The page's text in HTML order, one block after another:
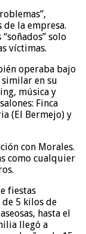
la empresa.
solo
víctimas.
operaba bajo
similar en su
música y
Finca
(El Bermejo) y
con Morales.
como cualquier
fiestas
5 kilos de
hasta el
llegó a